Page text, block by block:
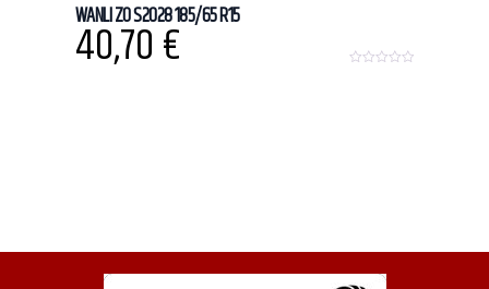
WANLI ZO S2028 185/65 R15
40,70€